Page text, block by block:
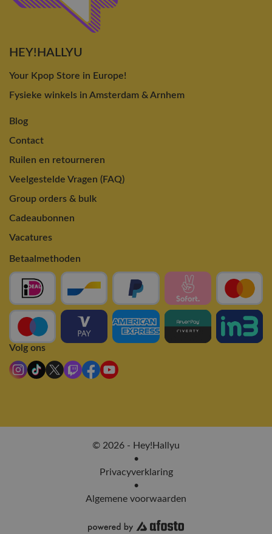
HEY!HALLYU
Your Kpop Store in Europe!
Fysieke winkels in Amsterdam & Arnhem
Blog
Contact
Ruilen en retourneren
Veelgestelde Vragen (FAQ)
Group orders & bulk
Cadeaubonnen
Vacatures
Betaalmethoden
Volg ons
© 2026 - Hey!Hallyu
•
Privacyverklaring
•
Algemene voorwaarden